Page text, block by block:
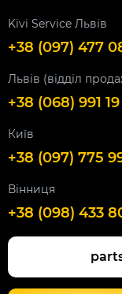
Kivi Service Львів
+38 (097) 477
Львів (відділ
+38 (068) 991
Київ
+38 (097) 775
Вінниця
+38 (098) 433